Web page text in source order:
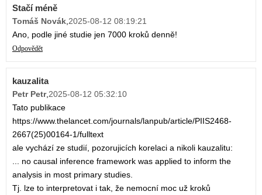
Stačí méně
Tomáš Novák,2025-08-12 08:19:21
Ano, podle jiné studie jen 7000 kroků denně!
Odpovědět
kauzalita
Petr Petr,2025-08-12 05:32:10
Tato publikace
https://www.thelancet.com/journals/lanpub/article/PIIS2468-
2667(25)00164-1/fulltext
ale vychází ze studií, pozorujicích korelaci a nikoli kauzalitu:
... no causal inference framework was applied to inform the
analysis in most primary studies.
Tj. lze to interpretovat i tak, že nemocní moc už kroků